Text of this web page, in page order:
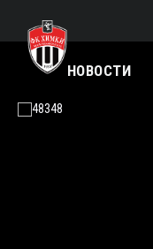
НОВОСТИ